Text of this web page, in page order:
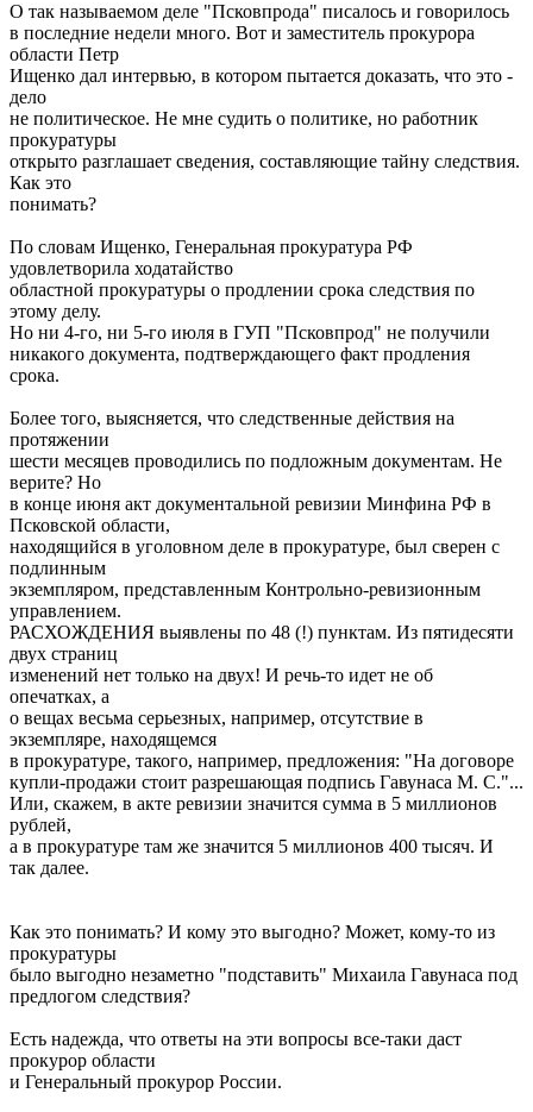
О так называемом деле "Псковпрода" писалось и говорилось
в последние недели много. Вот и заместитель прокурора
области Петр
Ищенко дал интервью, в котором пытается доказать, что это -
дело
не политическое. Не мне судить о политике, но работник
прокуратуры
открыто разглашает сведения, составляющие тайну следствия.
Как это
понимать?
По словам Ищенко, Генеральная прокуратура РФ
удовлетворила ходатайство
областной прокуратуры о продлении срока следствия по
этому делу.
Но ни 4-го, ни 5-го июля в ГУП "Псковпрод" не получили
никакого документа, подтверждающего факт продления
срока.
Более того, выясняется, что следственные действия на
протяжении
шести месяцев проводились по подложным документам. Не
верите? Но
в конце июня акт документальной ревизии Минфина РФ в
Псковской области,
находящийся в уголовном деле в прокуратуре, был сверен с
подлинным
экземпляром, представленным Контрольно-ревизионным
управлением.
РАСХОЖДЕНИЯ выявлены по 48 (!) пунктам. Из пятидесяти
двух страниц
изменений нет только на двух! И речь-то идет не об
опечатках, а
о вещах весьма серьезных, например, отсутствие в
экземпляре, находящемся
в прокуратуре, такого, например, предложения: "На договоре
купли-продажи стоит разрешающая подпись Гавунаса М. С."...
Или, скажем, в акте ревизии значится сумма в 5 миллионов
рублей,
а в прокуратуре там же значится 5 миллионов 400 тысяч. И
так далее.
Как это понимать? И кому это выгодно? Может, кому-то из
прокуратуры
было выгодно незаметно "подставить" Михаила Гавунаса под
предлогом следствия?
Есть надежда, что ответы на эти вопросы все-таки даст
прокурор области
и Генеральный прокурор России.